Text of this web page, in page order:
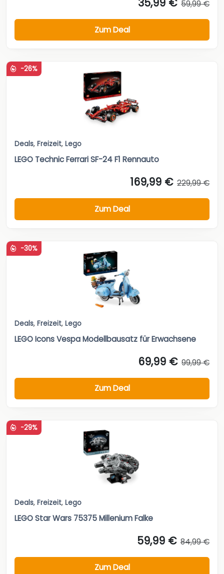
59,99 €
Zum Deal
-26%
Deals, Freizeit, Lego
LEGO Technic Ferrari SF-24 F1 Rennauto
169,99 € 229,99 €
Zum Deal
-30%
Deals, Freizeit, Lego
LEGO Icons Vespa Modellbausatz für Erwachsene
69,99 € 99,99 €
Zum Deal
-29%
Deals, Freizeit, Lego
LEGO Star Wars 75375 Millenium Falke
59,99 € 84,99 €
Zum Deal